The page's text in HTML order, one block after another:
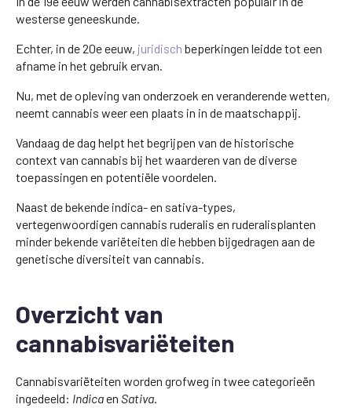
westerse geneeskunde.
Echter, in de 20e eeuw, juridisch beperkingen leidde tot een
afname in het gebruik ervan.
Nu, met de opleving van onderzoek en veranderende wetten,
neemt cannabis weer een plaats in in de maatschappij.
Vandaag de dag helpt het begrijpen van de historische
context van cannabis bij het waarderen van de diverse
toepassingen en potentiële voordelen.
Naast de bekende indica- en sativa-types,
vertegenwoordigen cannabis ruderalis en ruderalisplanten
minder bekende variëteiten die hebben bijgedragen aan de
genetische diversiteit van cannabis.
Overzicht van
cannabisvariëteiten
Cannabisvariëteiten worden grofweg in twee categorieën
ingedeeld: Indicaen Sativa.